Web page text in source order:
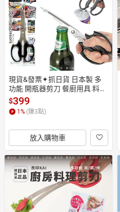
現貨&發票✦抓日貨 日本製 多
功能 開瓶器剪刀 餐廚用具 料理
用 多用途 廚房 酒局 烤肉 啤酒
氣泡飲鋁罐 易拉罐 開蓋
$399
1% (賺3點)
放入購物車